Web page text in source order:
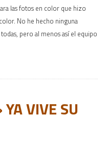
las fotos en color que hizo
No he hecho ninguna
pero al menos así el equipo
VIVE SU